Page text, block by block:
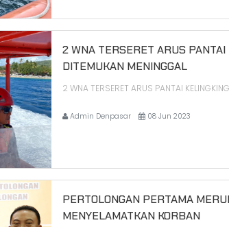
2 WNA TERSERET ARUS PANTAI
DITEMUKAN MENINGGAL
2 WNA TERSERET ARUS PANTAI
Admin Denpasar 08 Jun 2023
PERTOLONGAN PERTAMA
MENYELAMATKAN KORBAN